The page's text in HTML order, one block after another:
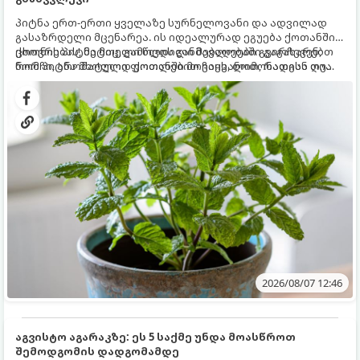
პიტნა ერთ-ერთი ყველაზე სურნელოვანი და ადვილად
გასაზრდელი მცენარეა. ის იდეალურად ეგუება ქოთანში
ცხოვრებას, მეტიც, გამოცდილი მებაღეები გვირჩევენ,
რომ პიტნა მხოლოდ ქოთანში მოვიყვანოთ, რადგან ღია
გრუნტში (ბაღში) დარგვისას ის ფესვებით ძალიან
სწრაფად ვრცელდება და სხვა მცენარეებს ავიწროებს.
ქოთნის პიტნა მთელი წლის განმავლობაში გაგახარებთ
ნორჩი, არომატული ფოთლებით ჩაის, ლიმონათისა თუ
კერძებისთვის.
2026/08/07 12:46
აგვისტო აგარაკზე: ეს 5 საქმე უნდა მოასწროთ
შემოდგომის დადგომამდე